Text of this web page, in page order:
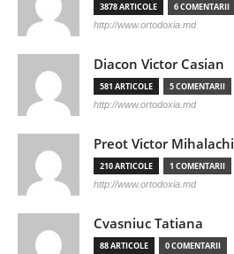
3878 ARTICOLE 6 COMENTARII
http://www.ortodoxia.md
Diacon Victor Casian
581 ARTICOLE 5 COMENTARII
http://www.ortodoxia.md
Preot Victor Mihalachi
210 ARTICOLE 1 COMENTARII
http://www.ortodoxia.md
Cvasniuc Tatiana
88 ARTICOLE 0 COMENTARII